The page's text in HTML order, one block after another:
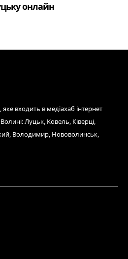
онлайн
входить в медіахаб інтернет
Луцьк, Ковель, Ківерці,
Володимир, Нововолинськ,